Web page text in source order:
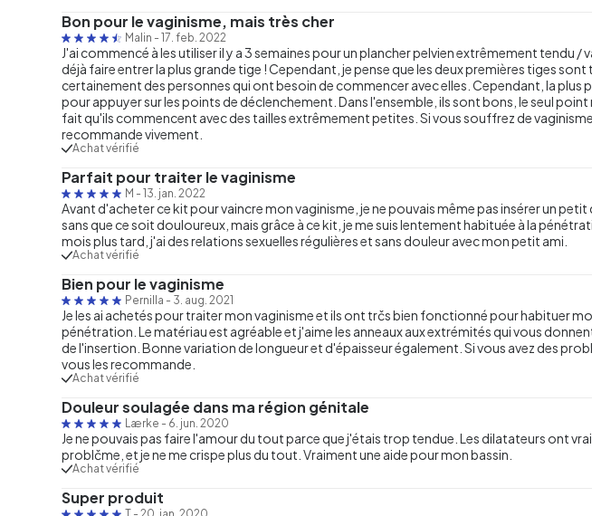
Bon pour le vaginisme, mais très cher
Malin - 17. feb. 2022
J'ai commencé à les utiliser il y a 3 semaines pour un plancher pelvien extrêmement tendu /
déjà faire entrer la plus grande tige ! Cependant, je pense que les deux premières tiges sont
certainement des personnes qui ont besoin de commencer avec elles. Cependant, la plus
pour appuyer sur les points de déclenchement. Dans l'ensemble, ils sont bons, le seul point
fait qu'ils commencent avec des tailles extrêmement petites. Si vous souffrez de
recommande vivement.
Achat vérifié
Parfait pour traiter le vaginisme
M - 13. jan. 2022
Avant d'acheter ce kit pour vaincre mon vaginisme, je ne pouvais même pas insérer un
sans que ce soit douloureux, mais grâce à ce kit, je me suis lentement habituée à la
mois plus tard, j'ai des relations sexuelles régulières et sans douleur avec mon petit ami.
Achat vérifié
Bien pour le vaginisme
Pernilla - 3. aug. 2021
Je les ai achetés pour traiter mon vaginisme et ils ont trčs bien fonctionné pour habituer
pénétration. Le matériau est agréable et j'aime les anneaux aux extrémités qui vous
de l'insertion. Bonne variation de longueur et d'épaisseur également. Si vous avez des
vous les recommande.
Achat vérifié
Douleur soulagée dans ma région génitale
Lærke - 6. jun. 2020
Je ne pouvais pas faire l'amour du tout parce que j'étais trop tendue. Les dilatateurs ont
problčme, et je ne me crispe plus du tout. Vraiment une aide pour mon bassin.
Achat vérifié
Super produit